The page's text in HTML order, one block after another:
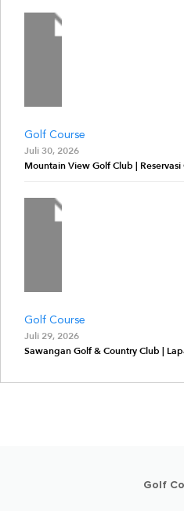
Golf Course
Juli 30, 2026
Mountain View Golf Club |
Golf Course
Juli 29, 2026
Sawangan Golf & Country Club |
Golf